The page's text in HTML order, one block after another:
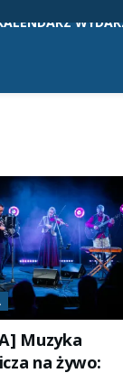
Muzyka
na żywo: